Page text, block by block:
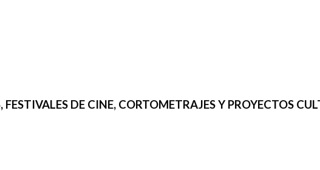
FESTIVALES DE CINE, CORTOMETRAJES Y PROYECTOS